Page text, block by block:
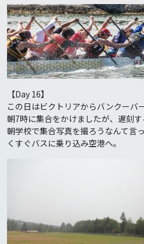
【Day 16】
この日はビクトリアからバンクーバ
朝7時に集合をかけましたが、遅刻
朝学校で集合写真を撮ろうなんて言
くすぐバスに乗り込み空港へ。